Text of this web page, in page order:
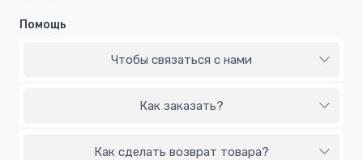
Помощь
Чтобы связаться с нами
Как заказать?
Как сделать возврат товара?